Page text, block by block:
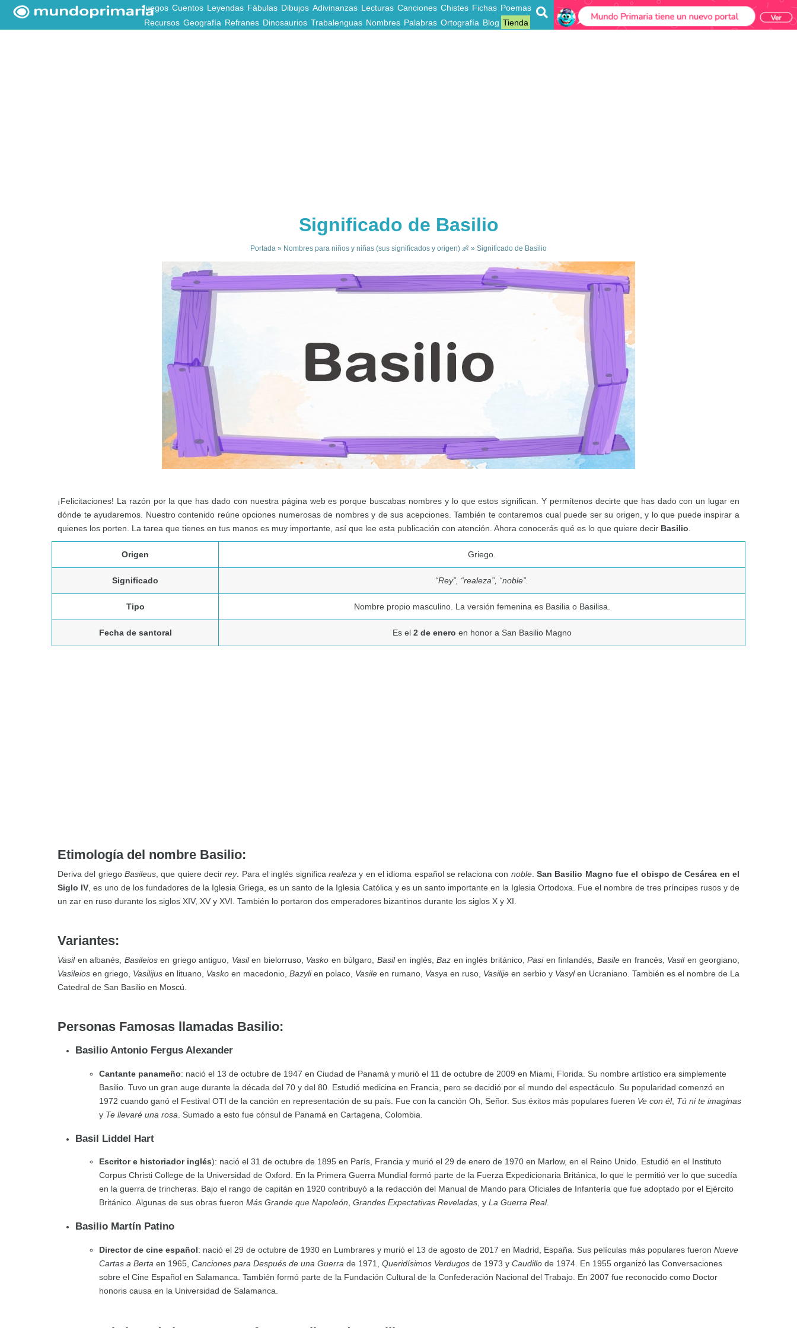
Juegos Cuentos Leyendas Fábulas Dibujos Adivinanzas Lecturas Canciones Chistes Fichas Poemas
Recursos Geografía Refranes Dinosaurios Trabalenguas Nombres Palabras Ortografía Blog Tienda
Significado de Basilio
Portada » Nombres para niños y niñas (sus significados y origen) 👶 » Significado de Basilio
¡Felicitaciones! La razón por la que has dado con nuestra página web es porque buscabas nombres y lo que estos significan. Y permítenos decirte que has dado con un lugar en
dónde te ayudaremos. Nuestro contenido reúne opciones numerosas de nombres y de sus acepciones. También te contaremos cual puede ser su origen, y lo que puede inspirar a
quienes los porten. La tarea que tienes en tus manos es muy importante, así que lee esta publicación con atención. Ahora conocerás qué es lo que quiere decir Basilio
Origen Griego.
Significado “Rey”, “realeza”, “noble”.
Tipo Nombre propio masculino. La versión femenina es Basilia o Basilisa.
Fecha de santoral Es el 2 de enero en honor a San Basilio Magno
Etimología del nombre Basilio:
Deriva del griego Basileus, que quiere decirrey. Para el inglés significa realeza y en el idioma español se relaciona con noble.San Basilio Magno fue el obispo de Cesárea en el
Siglo IV , es uno de los fundadores de la Iglesia Griega, es un santo de la Iglesia Católica y es un santo importante en la Iglesia Ortodoxa. Fue el nombre de tres príncipes rusos y de
un zar en ruso durante los siglos XIV, XV y XVI. También lo portaron dos emperadores bizantinos durante los siglos X y XI.
Variantes:
Vasilen albanés, Basileiosen griego antiguo, Vasilen bielorruso, Vasko en búlgaro, Basilen inglés, Baz en inglés británico, Pasien finlandés, Basileen francés, Vasilen georgiano,
Vasileios en griego, Vasilijus en lituano, Vasko en macedonio, Bazylien polaco, Vasile en rumano, Vasya en ruso, Vasilije en serbio y Vasylen Ucraniano. También es el nombre de La
Catedral de San Basilio en Moscú.
Personas Famosas llamadas Basilio:
Basilio Antonio Fergus Alexander
Cantante panameño: nació el 13 de octubre de 1947 en Ciudad de Panamá y murió el 11 de octubre de 2009 en Miami, Florida. Su nombre artístico era simplemente
Basilio. Tuvo un gran auge durante la década del 70 y del 80. Estudió medicina en Francia, pero se decidió por el mundo del espectáculo. Su popularidad comenzó en
1972 cuando ganó el Festival OTI de la canción en representación de su país. Fue con la canción Oh, Señor. Sus éxitos más populares fueren Ve con él, Tú ni te imaginas
y Te llevaré una rosa . Sumado a esto fue cónsul de Panamá en Cartagena, Colombia.
Basil Liddel Hart
Escritor e historiador inglés): nació el 31 de octubre de 1895 en París, Francia y murió el 29 de enero de 1970 en Marlow, en el Reino Unido. Estudió en el Instituto
Corpus Christi College de la Universidad de Oxford. En la Primera Guerra Mundial formó parte de la Fuerza Expedicionaria Británica, lo que le permitió ver lo que sucedía
en la guerra de trincheras. Bajo el rango de capitán en 1920 contribuyó a la redacción del Manual de Mando para Oficiales de Infantería que fue adoptado por el Ejército
Británico. Algunas de sus obras fueron Más Grande que Napoleón, Grandes Expectativas Reveladas, y La Guerra Real.
Basilio Martín Patino
Director de cine español: nació el 29 de octubre de 1930 en Lumbrares y murió el 13 de agosto de 2017 en Madrid, España. Sus películas más populares fueron Nueve
Cartas a Berta en 1965, Canciones para Después de una Guerra de 1971, Queridísimos Verdugos de 1973 y Caudillo de 1974. En 1955 organizó las Conversaciones
sobre el Cine Español en Salamanca. También formó parte de la Fundación Cultural de la Confederación Nacional del Trabajo. En 2007 fue reconocido como Doctor
honoris causa en la Universidad de Salamanca.